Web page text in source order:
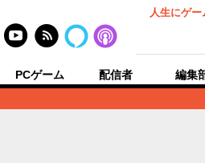
人生にゲ
PCゲーム 配信者 編集